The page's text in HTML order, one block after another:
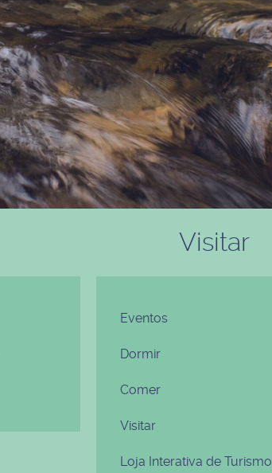
Visitar
Eventos
Dormir
Comer
Visitar
Loja Interativa de Turismo